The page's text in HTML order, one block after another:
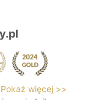
Pokaż więcej >>